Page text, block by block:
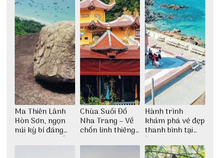
Ma Thiên Lãnh
Hòn Sơn, ngọn
núi kỳ bí đáng
khám phá nhất
Chùa Suối Đổ
Nha Trang – Về
chốn linh thiêng
thiền định
Hành trình
khám phá vẻ đẹp
thanh bình tại
Đảo Phú Quý